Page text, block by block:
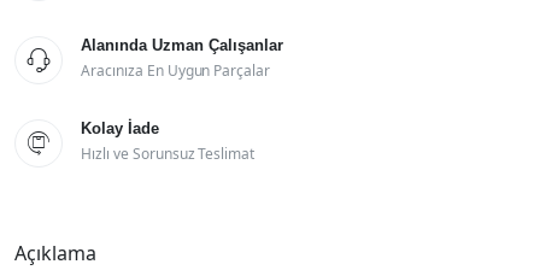

Alanında Uzman Çalışanlar
Aracınıza En Uygun Parçalar

Kolay İade
Hızlı ve Sorunsuz Teslimat
Açıklama